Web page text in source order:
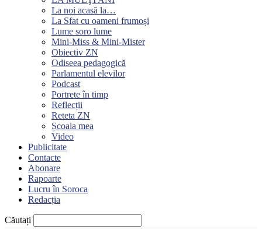
La noi acasă la…
La Sfat cu oameni frumoși
Lume soro lume
Mini-Miss & Mini-Mister
Obiectiv ZN
Odiseea pedagogică
Parlamentul elevilor
Podcast
Portrete în timp
Reflecții
Reteta ZN
Școala mea
Video
Publicitate
Contacte
Abonare
Rapoarte
Lucru în Soroca
Redacția
Căutați